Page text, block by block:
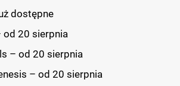
dostępne
20 sierpnia
– od 20 sierpnia
– od 20 sierpnia